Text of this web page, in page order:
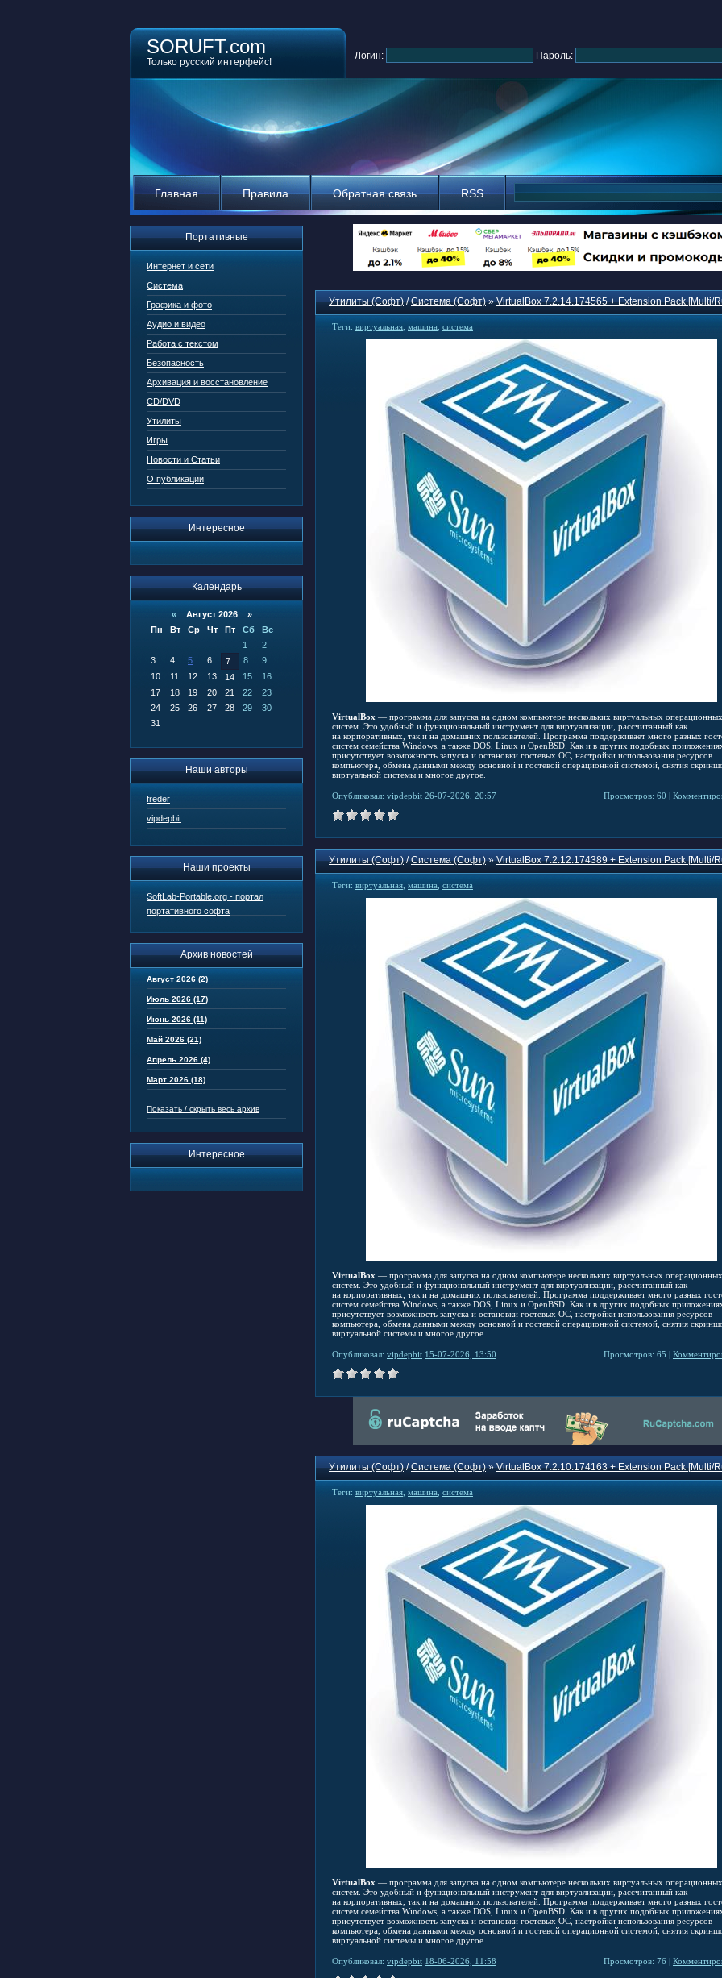
SORUFT.com
Только русский интерфейс!
Логин: Пароль:
Главная Правила Обратная связь RSS
Портативные
Интернет и сети
Система
Графика и фото
Аудио и видео
Работа с текстом
Безопасность
Архивация и восстановление
CD/DVD
Утилиты
Игры
Новости и Статьи
О публикации
Интересное
Календарь
« Август 2026 »
Пн
Вт Ср Чт Пт Сб
Вс
1
2
3
4 5 6 7 8
9
10
11 12 13 14 15
16
17
18 19 20 21 22
23
24
25 26 27 28 29
30
31
Наши авторы
freder
vipdepbit
Наши проекты
SoftLab-Portable.org - портал
портативного софта
Архив новостей
Август 2026 (2)
Июль 2026 (17)
Июнь 2026 (11)
Май 2026 (21)
Апрель 2026 (4)
Март 2026 (18)
Показать / скрыть весь архив
Интересное
Утилиты (Софт)/Система (Софт)»VirtualBox 7.2.14.174565 + Extension Pack [Multi/
Теги: виртуальная машина система
VirtualBox — программа для запуска на одном компьютере нескольких виртуальных операционных
систем. Это удобный и функциональный инструмент для виртуализации, рассчитанный как
на корпоративных, так и на домашних пользователей. Программа поддерживает много разных
систем семейства Windows, а также DOS, Linux и OpenBSD. Как и в других подобных
присутствует возможность запуска и остановки гостевых ОС, настройки использования ресурсов
компьютера, обмена данными между основной и гостевой операционной системой, снятия
виртуальной системы и многое другое.
Опубликовал: vipdepbit 26-07-2026, 20:57 Просмотров: 60 |
Утилиты (Софт)/Система (Софт)»VirtualBox 7.2.12.174389 + Extension Pack [Multi/
Теги: виртуальная машина система
VirtualBox — программа для запуска на одном компьютере нескольких виртуальных операционных
систем. Это удобный и функциональный инструмент для виртуализации, рассчитанный как
на корпоративных, так и на домашних пользователей. Программа поддерживает много разных
систем семейства Windows, а также DOS, Linux и OpenBSD. Как и в других подобных
присутствует возможность запуска и остановки гостевых ОС, настройки использования ресурсов
компьютера, обмена данными между основной и гостевой операционной системой, снятия
виртуальной системы и многое другое.
Опубликовал: vipdepbit 15-07-2026, 13:50 Просмотров: 65 |
Утилиты (Софт)/Система (Софт)»VirtualBox 7.2.10.174163 + Extension Pack [Multi/
Теги: виртуальная машина система
VirtualBox — программа для запуска на одном компьютере нескольких виртуальных операционных
систем. Это удобный и функциональный инструмент для виртуализации, рассчитанный как
на корпоративных, так и на домашних пользователей. Программа поддерживает много разных
систем семейства Windows, а также DOS, Linux и OpenBSD. Как и в других подобных
присутствует возможность запуска и остановки гостевых ОС, настройки использования ресурсов
компьютера, обмена данными между основной и гостевой операционной системой, снятия
виртуальной системы и многое другое.
Опубликовал: vipdepbit 18-06-2026, 11:58 Просмотров: 76 |